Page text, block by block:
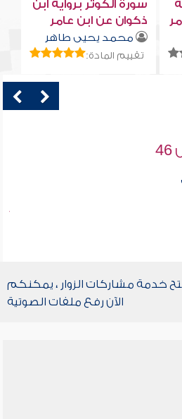
سورة الكوثر برواية ابن
ذكوان عن ابن عامر
محمد يحيى طاهر
تقييم المادة:
خدمة مشاركات الزوار ، يمكنكم
الآن رفع ملفات الصوتية